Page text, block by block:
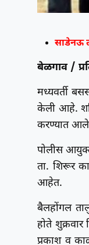
साडेनऊ
बेळगाव /
मध्यवर्ती
केली आहे.
करण्यात
पोलीस
ता. शिरूर
आहेत.
बैलहोंगल
होते शुक्रवार
प्रकाश व